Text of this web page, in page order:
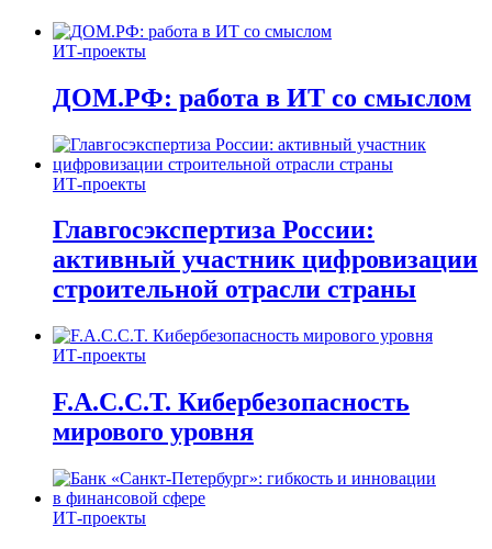
ИТ-проекты
ДОМ.РФ: работа в ИТ со смыслом
ИТ-проекты
Главгосэкспертиза России:
активный участник цифровизации
строительной отрасли страны
ИТ-проекты
F.A.C.C.T. Кибербезопасность
мирового уровня
ИТ-проекты